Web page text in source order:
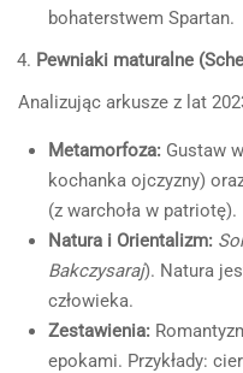
bohaterstwem Spartan.
Pewniaki maturalne
Analizując arkusze z lat
Metamorfoza: Gustaw
kochanka ojczyzny)
(z warchoła w patriotę).
Natura i Orientalizm:
Bakczysaraj). Natura
człowieka.
Zestawienia:
epokami. Przykłady: